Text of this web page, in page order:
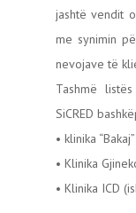
jashtë vendit
me synimin
nevojave të
Tashmë
SiCRED
• klinika
• Klinika
• Klinika ICD